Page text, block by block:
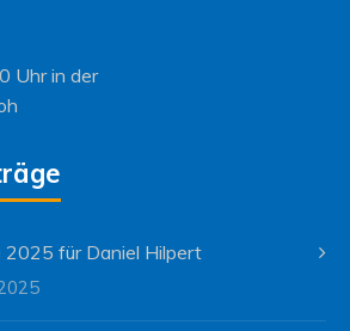
Uhr in der
2025 für Daniel Hilpert